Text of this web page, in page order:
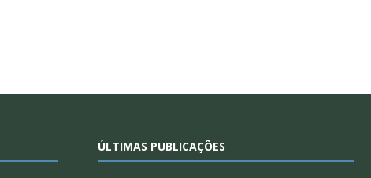
ÚLTIMAS PUBLICAÇÕES